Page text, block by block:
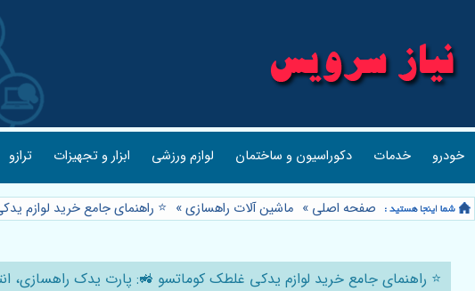
خودرو خدمات دکوراسیون و ساختمان لوازم ورزشی ابزار و تجهیزات ترازو
صفحه اصلی » ماشین آلات راهسازی» ⭐️ راهنمای جامع خرید لوازم
⭐️ راهنمای جامع خرید لوازم یدکی غلطک کوماتسو 🚜: پارت یدک راهسازی،